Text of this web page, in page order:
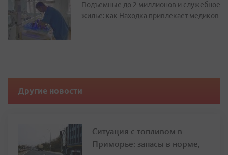
Подъемные до 2 миллионов и служебное
жилье: как Находка привлекает медиков
Другие новости
Ситуация с топливом в
Приморье: запасы в норме,